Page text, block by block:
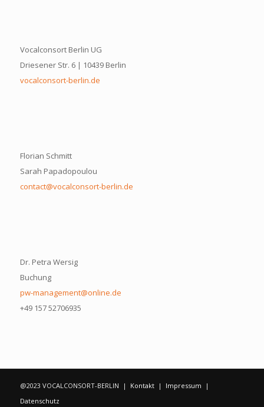
Vocalconsort Berlin UG
Driesener Str. 6 | 10439 Berlin
vocalconsort-berlin.de
Florian Schmitt
Sarah Papadopoulou
contact@vocalconsort-berlin.de
Dr. Petra Wersig
Buchung
pw-management@online.de
+49 157 52706935
@2023 VOCALCONSORT-BERLIN | Kontakt| Impressum |
Datenschutz